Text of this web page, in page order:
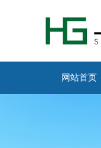
网站首页